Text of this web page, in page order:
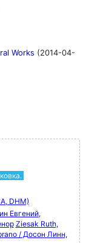
Works (2014-04-
DHM)
Евгений,
Ziesak Ruth,
/ Досон Линн,